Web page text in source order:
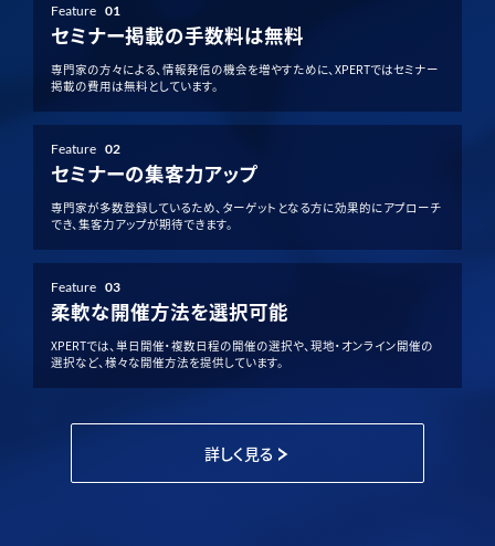
Feature 01
セミナー掲載の手数料は無料
専門家の方々による、情報発信の機会を増やすために、XPERTではセミナー
掲載の費用は無料としています。
Feature 02
セミナーの集客力アップ
専門家が多数登録しているため、ターゲットとなる方に効果的にアプローチ
でき、集客力アップが期待できます。
Feature 03
柔軟な開催方法を選択可能
XPERTでは、単日開催・複数日程の開催の選択や、現地・オンライン開催の
選択など、様々な開催方法を提供しています。
詳しく見る